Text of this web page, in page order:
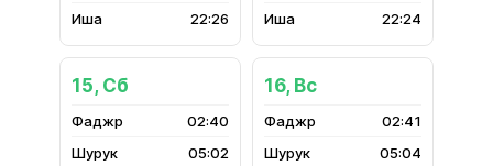
22:26
22:24
15, Сб
02:40
05:02
16, Вс
02:41
05:04